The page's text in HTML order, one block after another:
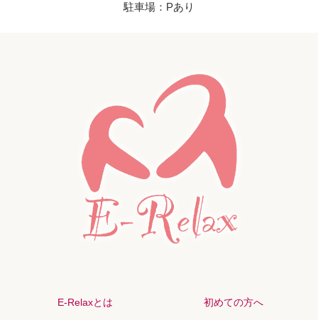
駐車場：Pあり
E-Relaxとは 初めての方へ